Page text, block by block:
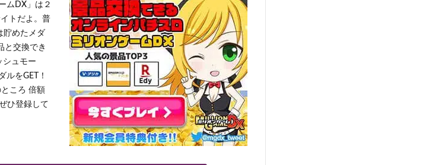
ムDX」は２
トだよ。普
貯めたメダ
と交換でき
シュモー
ルをGET！
ころ 倍額
ひ登録して